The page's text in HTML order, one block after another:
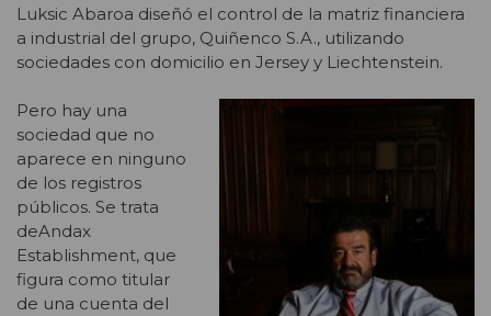
Luksic Abaroa diseñó el control de la matriz financiera
a industrial del grupo, Quiñenco S.A., utilizando
sociedades con domicilio en Jersey y Liechtenstein.
Pero hay una
sociedad que no
aparece en ninguno
de los registros
públicos. Se trata
deAndax
Establishment, que
figura como titular
de una cuenta del